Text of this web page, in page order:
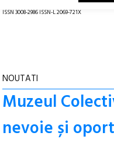
ISSN 3008-2986 ISSN-L 2069-721X
NOUTATI
Muzeul
nevoie și